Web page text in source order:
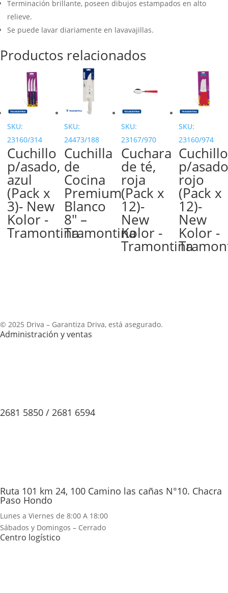
Terminación brillante, poseen dibujos estampados en alto
relieve.
Se puede lavar diariamente en lavavajillas.
Productos relacionados
SKU:
23160/314
Cuchillo
p/asado,
azul
(Pack x
3)- New
Kolor -
Tramontina
SKU:
24473/188
Cuchilla
de
Cocina
Premium
Blanco
8″ –
Tramontina
SKU:
23167/970
Cuchara
de té,
roja
(Pack x
12)-
New
Kolor -
Tramontina
SKU:
23160/974
Cuchillo
p/
rojo
(Pack x
12)-
New
Kolor -
© 2025 Driva – Garantiza Driva, está asegurado.
Administración y ventas
2681 5850 / 2681 6594
Ruta 101 km 24, 100 Camino las cañas N°10. Chacra
Paso Hondo
Lunes a Viernes de 8:00 A 18:00
Sábados y Domingos – Cerrado
Centro logístico